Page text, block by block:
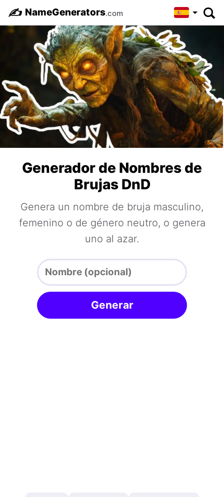
✍️ NameGenerators.com
Generador de Nombres de
Brujas DnD
Genera un nombre de bruja masculino,
femenino o de género neutro, o genera
uno al azar.
Generar